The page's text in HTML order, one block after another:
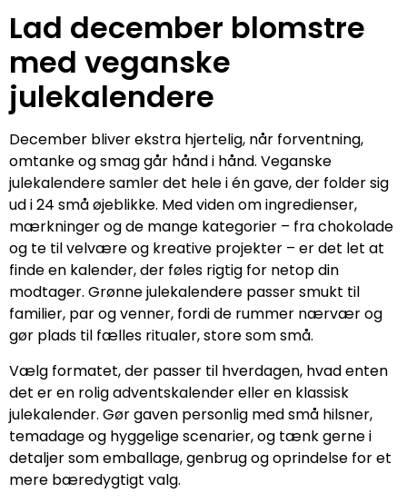
Lad december blomstre
med veganske
julekalendere
December bliver ekstra hjertelig, når forventning,
omtanke og smag går hånd i hånd. Veganske
julekalendere samler det hele i én gave, der folder sig
ud i 24 små øjeblikke. Med viden om ingredienser,
mærkninger og de mange kategorier – fra chokolade
og te til velvære og kreative projekter – er det let at
finde en kalender, der føles rigtig for netop din
modtager. Grønne julekalendere passer smukt til
familier, par og venner, fordi de rummer nærvær og
gør plads til fælles ritualer, store som små.
Vælg formatet, der passer til hverdagen, hvad enten
det er en rolig adventskalender eller en klassisk
julekalender. Gør gaven personlig med små hilsner,
temadage og hyggelige scenarier, og tænk gerne i
detaljer som emballage, genbrug og oprindelse for et
mere bæredygtigt valg.